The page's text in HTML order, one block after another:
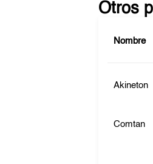
Otros
Nombre
Akineton
Comtan